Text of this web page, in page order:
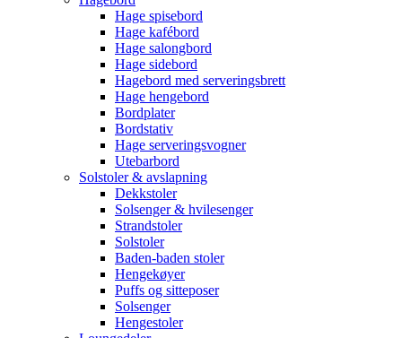
Hage spisebord
Hage kafébord
Hage salongbord
Hage sidebord
Hagebord med serveringsbrett
Hage hengebord
Bordplater
Bordstativ
Hage serveringsvogner
Utebarbord
Solstoler & avslapning
Dekkstoler
Solsenger & hvilesenger
Strandstoler
Solstoler
Baden-baden stoler
Hengekøyer
Puffs og sitteposer
Solsenger
Hengestoler